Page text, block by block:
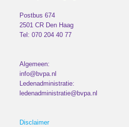
Postbus 674
2501 CR Den Haag
Tel: 070 204 40 77
Algemeen:
info@bvpa.nl
Ledenadministratie:
ledenadministratie@bvpa.nl
Disclaimer